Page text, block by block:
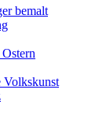
bemalt
Volkskunst